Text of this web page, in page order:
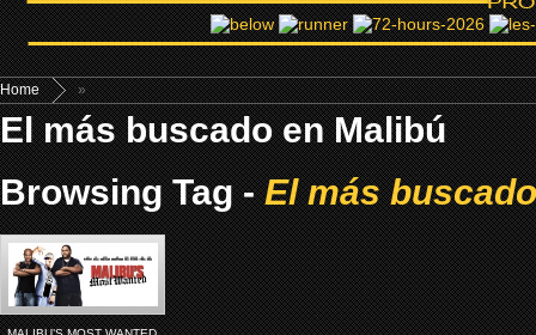
Home »
El más buscado en Malibú
Browsing Tag -El más